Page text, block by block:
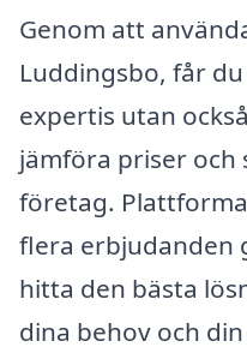
Genom att
Luddingsbo, får
expertis utan
jämföra priser och
företag.
flera erbjudanden
hitta den bästa
dina behov och